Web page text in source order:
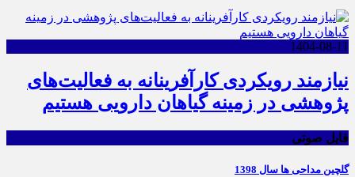
1404-08-11
نیازمند رویکردی کارآفرینانه به فعالیت‌های
پژوهشی در زمینه گیاهان دارویی هستیم
فایل صوتی
گلچین مداحی ها سال 1398